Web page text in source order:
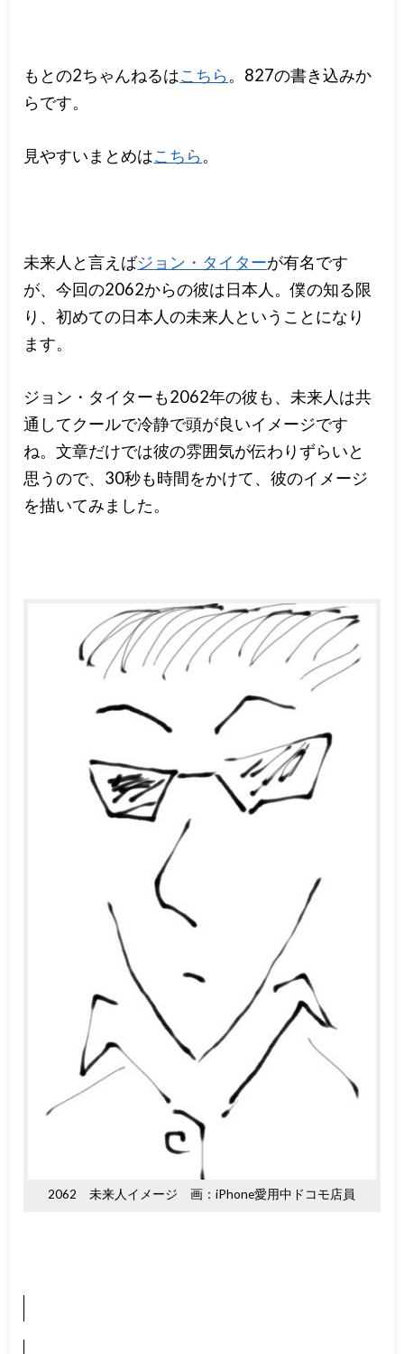
もとの2ちゃんねるはこちら 。827の書き込みか
らです。
見やすいまとめはこちら 。
未来人と言えばジョン・タイターが有名です
が、今回の2062からの彼は日本人。僕の知る限
り、初めての日本人の未来人ということになり
ます。
ジョン・タイターも2062年の彼も、未来人は共
通してクールで冷静で頭が良いイメージです
ね。文章だけでは彼の雰囲気が伝わりずらいと
思うので、30秒も時間をかけて、彼のイメージ
を描いてみました。
2062 未来人イメージ 画：iPhone愛用中ドコモ店員